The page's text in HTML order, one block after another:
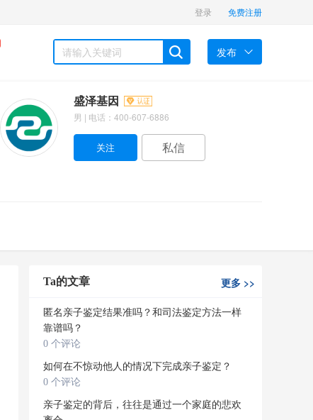
登录 免费注册
发布
盛泽基因
男 | 电话：400-607-6886
私信
Ta的文章 更多>>
匿名亲子鉴定结果准吗？和司法鉴定方法一样
靠谱吗？
0 个评论
如何在不惊动他人的情况下完成亲子鉴定？
0 个评论
亲子鉴定的背后，往往是通过一个家庭的悲欢